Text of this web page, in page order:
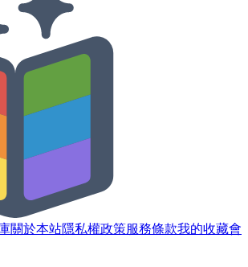
關於本站隱私權政策服務條款我的收藏會